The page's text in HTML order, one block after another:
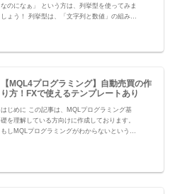
なのになぁ」 という方は、列挙型を使ってみま
しょう！ 列挙型は、「文字列と数値」の組み合
【MQL4プログラミング】自動売買の作
り方！FXで使えるテンプレートあり
はじめに この記事は、MQLプログラミング基
礎を理解している方向けに作成しております。
もしMQLプログラミングがわからないという方